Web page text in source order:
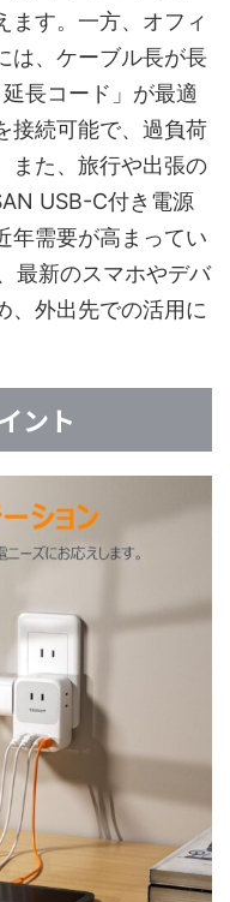
ます。一方、オフィ
は、ケーブル長が長
長コード」が最適
接続可能で、過負荷
また、旅行や出張の
USB-C付き電源
年需要が高まってい
最新のスマホやデバ
、外出先での活用に
ント